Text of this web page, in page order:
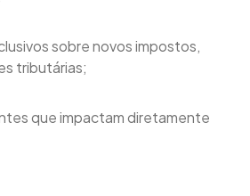
sobre novos impostos,
tributárias;
que impactam diretamente